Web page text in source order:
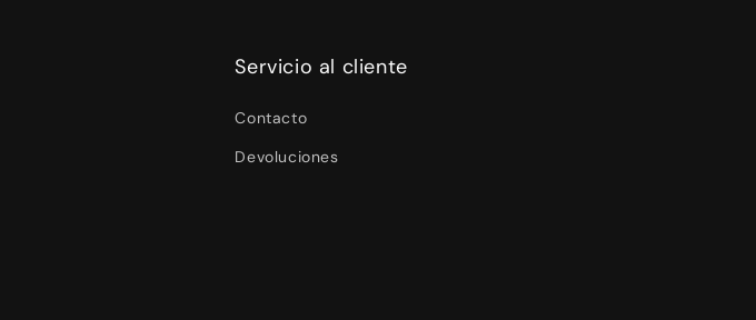
Servicio al cliente
Contacto
Devoluciones